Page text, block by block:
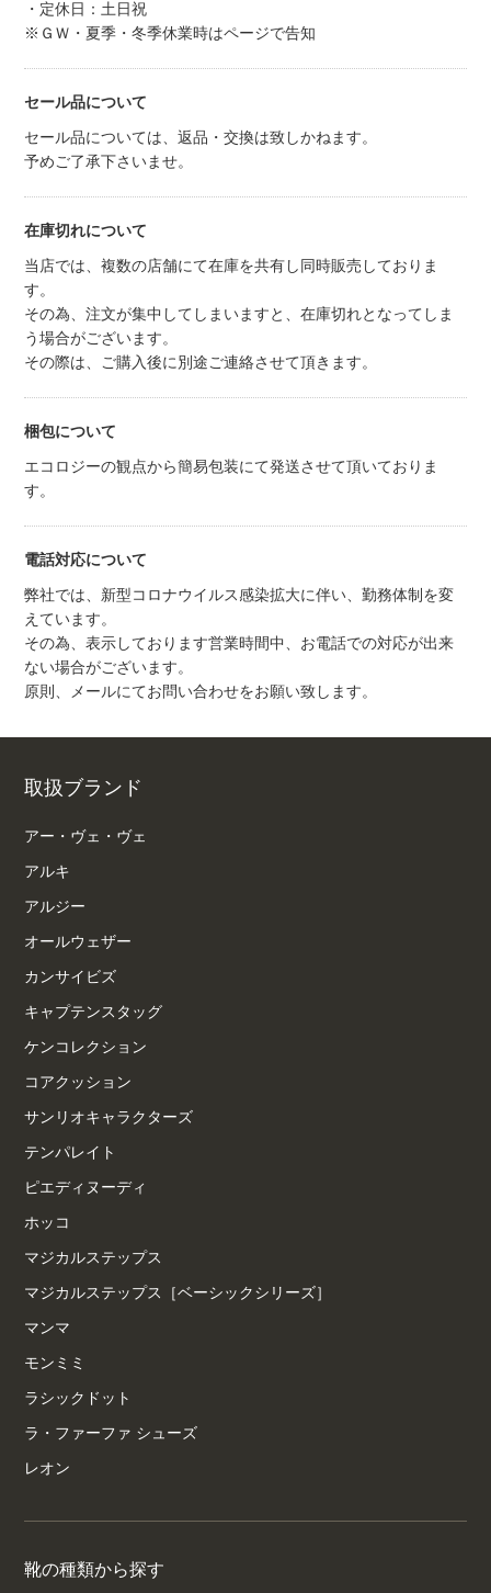
・定休日：土日祝
※ＧＷ・夏季・冬季休業時はページで告知
セール品について
セール品については、返品・交換は致しかねます。
予めご了承下さいませ。
在庫切れについて
当店では、複数の店舗にて在庫を共有し同時販売しておりま
す。
その為、注文が集中してしまいますと、在庫切れとなってしま
う場合がございます。
その際は、ご購入後に別途ご連絡させて頂きます。
梱包について
エコロジーの観点から簡易包装にて発送させて頂いておりま
す。
電話対応について
弊社では、新型コロナウイルス感染拡大に伴い、勤務体制を変
えています。
その為、表示しております営業時間中、お電話での対応が出来
ない場合がございます。
原則、メールにてお問い合わせをお願い致します。
取扱ブランド
アー・ヴェ・ヴェ
アルキ
アルジー
オールウェザー
カンサイビズ
キャプテンスタッグ
ケンコレクション
コアクッション
サンリオキャラクターズ
テンパレイト
ピエディヌーディ
ホッコ
マジカルステップス
マジカルステップス［ベーシックシリーズ］
マンマ
モンミミ
ラシックドット
ラ・ファーファ シューズ
レオン
靴の種類から探す